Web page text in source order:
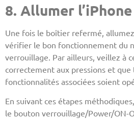
8. Allumer l’iPhone
Une fois le boîtier refermé,
vérifier le bon fonctionnement du
verrouillage. Par ailleurs, veillez à
correctement aux pressions et que
fonctionnalités associées soient
En suivant ces étapes
le bouton verrouillage/Power/ON-